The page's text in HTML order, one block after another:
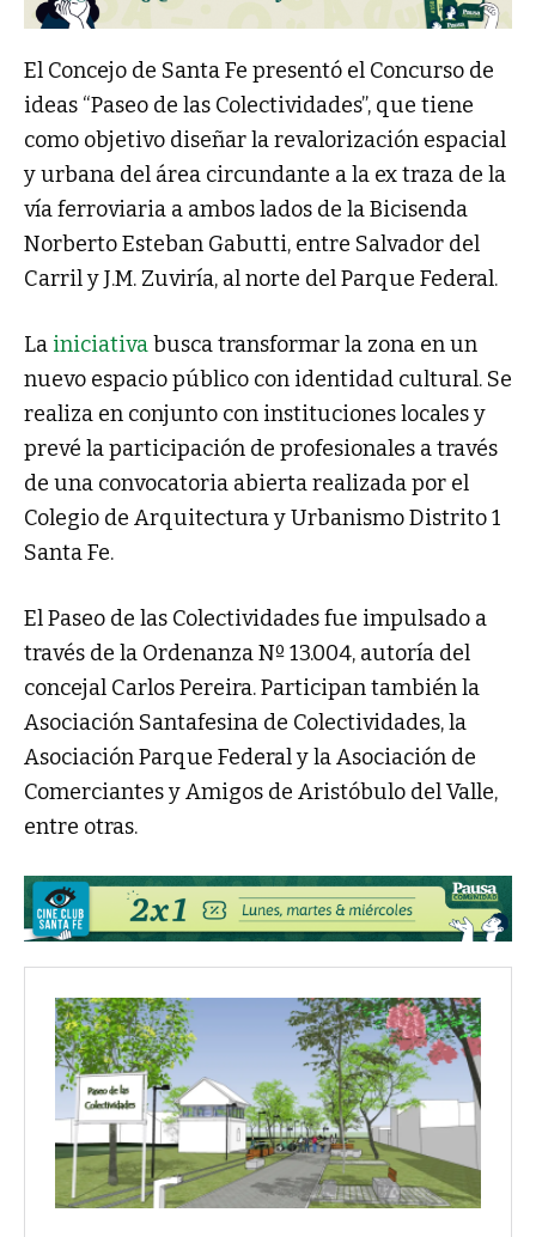
El Concejo de Santa Fe presentó el Concurso de
ideas “Paseo de las Colectividades”, que tiene
como objetivo diseñar la revalorización espacial
y urbana del área circundante a la ex traza de la
vía ferroviaria a ambos lados de la Bicisenda
Norberto Esteban Gabutti, entre Salvador del
Carril y J.M. Zuviría, al norte del Parque Federal.
La iniciativabusca transformar la zona en un
nuevo espacio público con identidad cultural. Se
realiza en conjunto con instituciones locales y
prevé la participación de profesionales a través
de una convocatoria abierta realizada por el
Colegio de Arquitectura y Urbanismo Distrito 1
Santa Fe.
El Paseo de las Colectividades fue impulsado a
través de la Ordenanza Nº 13.004, autoría del
concejal Carlos Pereira. Participan también la
Asociación Santafesina de Colectividades, la
Asociación Parque Federal y la Asociación de
Comerciantes y Amigos de Aristóbulo del Valle,
entre otras.